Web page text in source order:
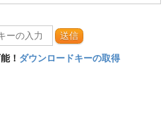
送信
！ ダウンロードキーの取得